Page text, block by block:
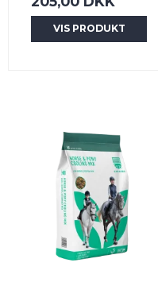
VIS PRODUKT